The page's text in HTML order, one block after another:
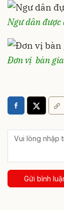
Ngư dân được
Đơn vị bàn
Gửi bình